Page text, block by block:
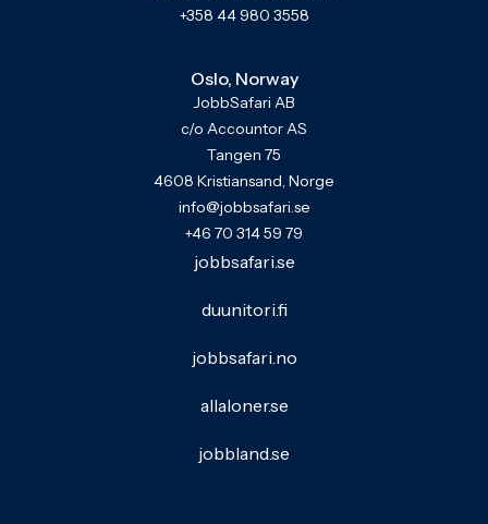
+358 44 980 3558
Oslo, Norway
JobbSafari AB
c/o Accountor AS
Tangen 75
4608 Kristiansand, Norge
info@jobbsafari.se
+46 70 314 59 79
jobbsafari.se
duunitori.fi
jobbsafari.no
allaloner.se
jobbland.se